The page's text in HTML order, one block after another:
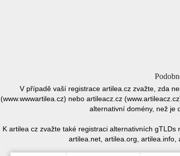
V případě vaší registrace artilea.cz zvažte, zda
(www.wwwartilea.cz) nebo artileacz.cz
alternativní domény, než je
K artilea cz zvažte také registraci alternativních
artilea.net, artilea.org, artilea.info,